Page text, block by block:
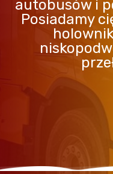
autobusów i
Posiadamy